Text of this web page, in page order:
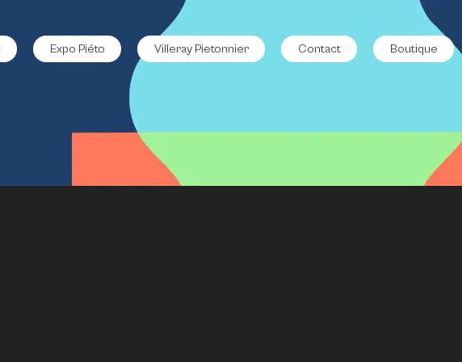
Expo Piéto Villeray Pietonnier Contact Boutique